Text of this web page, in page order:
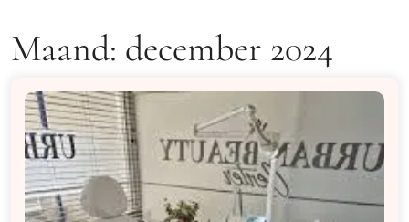
Maand: december 2024